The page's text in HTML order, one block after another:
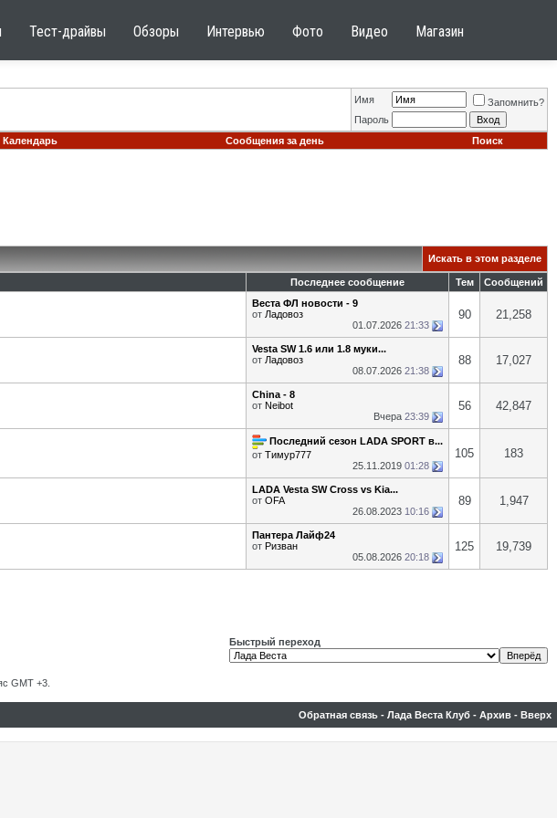
Тест-драйвы Обзоры Интервью Фото Видео Магазин
Имя
Запомнить?
Пароль
Календарь Сообщения за день Поиск
Искать в этом разделе
Последнее сообщение Тем Сообщений
Веста ФЛ новости - 9
от Ладовоз
01.07.2026 21:33
90 21,258
Vesta SW 1.6 или 1.8 муки...
от Ладовоз
08.07.2026 21:38
88 17,027
China - 8
от Neibot
Вчера 23:39
56 42,847
Последний сезон LADA SPORT в...
от Тимур777
25.11.2019 01:28
105 183
LADA Vesta SW Cross vs Kia...
от OFA
26.08.2023 10:16
89 1,947
Пантера Лайф24
от Ризван
05.08.2026 20:18
125 19,739
Быстрый переход
GMT +3.
Обратная связь - Лада Веста Клуб - Архив - Вверх